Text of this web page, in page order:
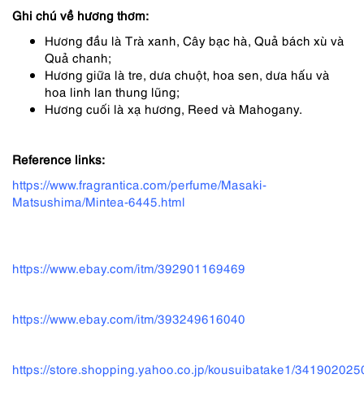
Ghi chú về hương thơm:
Hương đầu là Trà xanh, Cây bạc hà, Quả bách xù và
Quả chanh;
Hương giữa là tre, dưa chuột, hoa sen, dưa hấu và
hoa linh lan thung lũng;
Hương cuối là xạ hương, Reed và Mahogany.
Reference links:
https://www.fragrantica.com/perfume/Masaki-
Matsushima/Mintea-6445.html
https://www.ebay.com/itm/392901169469
https://www.ebay.com/itm/393249616040
https://store.shopping.yahoo.co.jp/kousuibatake1/